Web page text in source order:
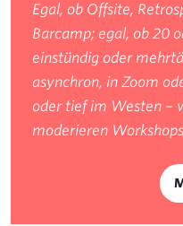
Egal, ob Offsite,
Barcamp; egal, ob 20
einstündig oder
asynchron, in Zoom
oder tief im Westen –
moderieren